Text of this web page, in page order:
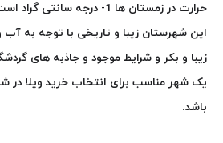
حرارت در زمستان ها 1- درجه سانتی گراد است.
این شهرستان زیبا و تاریخی با توجه به
زیبا و بکر و شرایط موجود و جاذبه های
یک شهر مناسب برای انتخاب خرید ویلا در
باشد.